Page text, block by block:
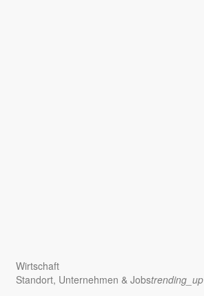
Wirtschaft
Standort, Unternehmen & Jobstrending_up